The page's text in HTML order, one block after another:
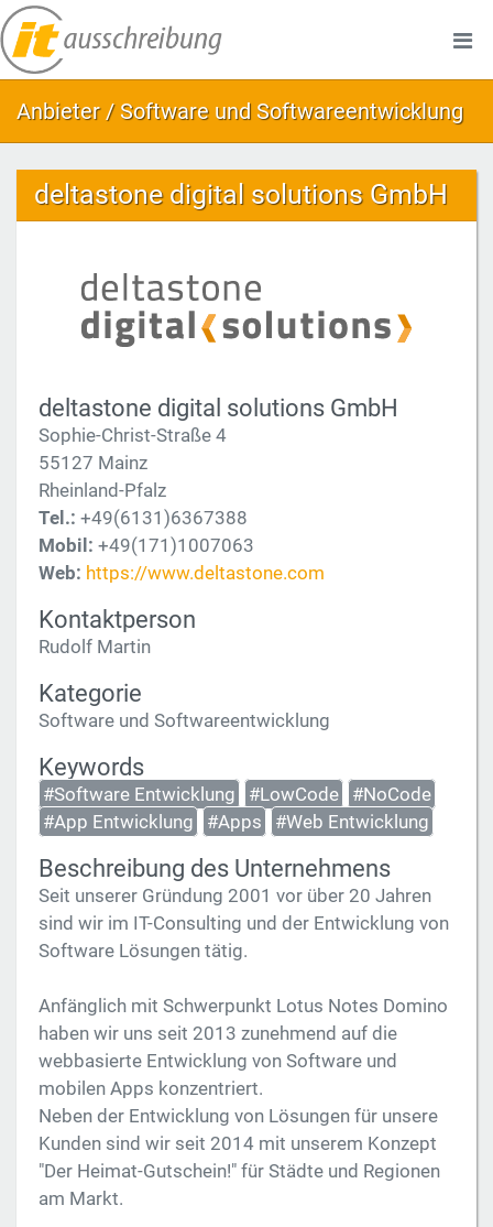
Anbieter / Software und Softwareentwicklung
deltastone digital solutions GmbH
deltastone digital solutions GmbH
Sophie-Christ-Straße 4
55127 Mainz
Rheinland-Pfalz
Tel.: +49(6131)6367388
Mobil: +49(171)1007063
Web: https://www.deltastone.com
Kontaktperson
Rudolf Martin
Kategorie
Software und Softwareentwicklung
Keywords
#Software Entwicklung #LowCode
#NoCode
#App Entwicklung
#Apps #Web Entwicklung
Beschreibung des Unternehmens
Seit unserer Gründung 2001 vor über 20 Jahren
sind wir im IT-Consulting und der Entwicklung von
Software Lösungen tätig.
Anfänglich mit Schwerpunkt Lotus Notes Domino
haben wir uns seit 2013 zunehmend auf die
webbasierte Entwicklung von Software und
mobilen Apps konzentriert.
Neben der Entwicklung von Lösungen für unsere
Kunden sind wir seit 2014 mit unserem Konzept
"Der Heimat-Gutschein!" für Städte und Regionen
am Markt.